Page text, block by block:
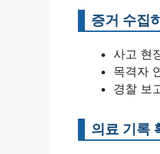
증거 수집
사고 현
목격자
경찰 보
의료 기록